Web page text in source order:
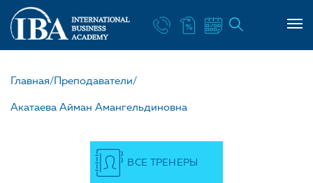
Главная/Преподаватели/
Акатаева Айман Амангельдиновна
ВСЕ ТРЕНЕРЫ